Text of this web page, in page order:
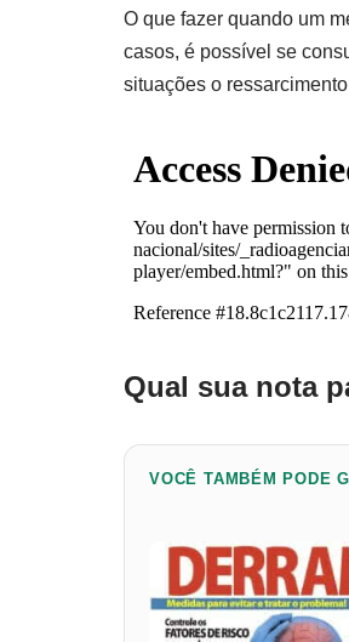
O que fazer quando um
casos, é possível se
situações o
Qual sua nota
VOCÊ TAMBÉM PODE